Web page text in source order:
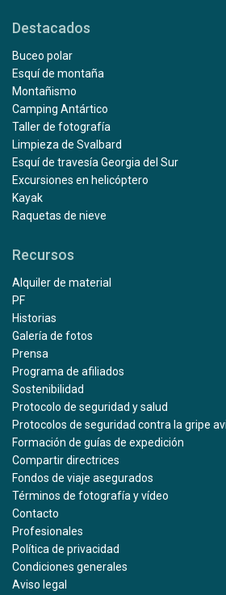
Destacados
Buceo polar
Esquí de montaña
Montañismo
Camping Antártico
Taller de fotografía
Limpieza de Svalbard
Esquí de travesía Georgia del Sur
Excursiones en helicóptero
Kayak
Raquetas de nieve
Recursos
Alquiler de material
PF
Historias
Galería de fotos
Prensa
Programa de afiliados
Sostenibilidad
Protocolo de seguridad y salud
Protocolos de seguridad contra la gripe
Formación de guías de expedición
Compartir directrices
Fondos de viaje asegurados
Términos de fotografía y vídeo
Contacto
Profesionales
Política de privacidad
Condiciones generales
Aviso legal